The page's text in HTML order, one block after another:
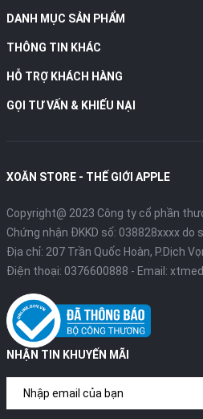
DANH MỤC SẢN PHẨM
THÔNG TIN KHÁC
HỖ TRỢ KHÁCH HÀNG
GỌI TƯ VẤN & KHIẾU NẠI
XOĂN STORE - THẾ GIỚI APPLE
Copyright@ 2023 Công ty cổ phần
Chứng nhận ĐKKD số: 038828xxxx do
Địa chỉ: 207 Trần Quốc Hoàn, P.Dịch
Điện thoại: 0376600888 - Email:
NHẬN TIN KHUYẾN MÃI